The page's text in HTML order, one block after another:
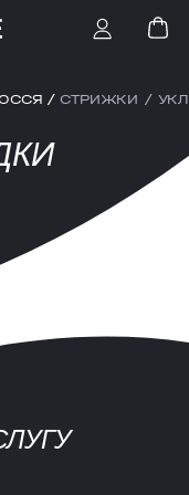
/ СТРИЖКИ /